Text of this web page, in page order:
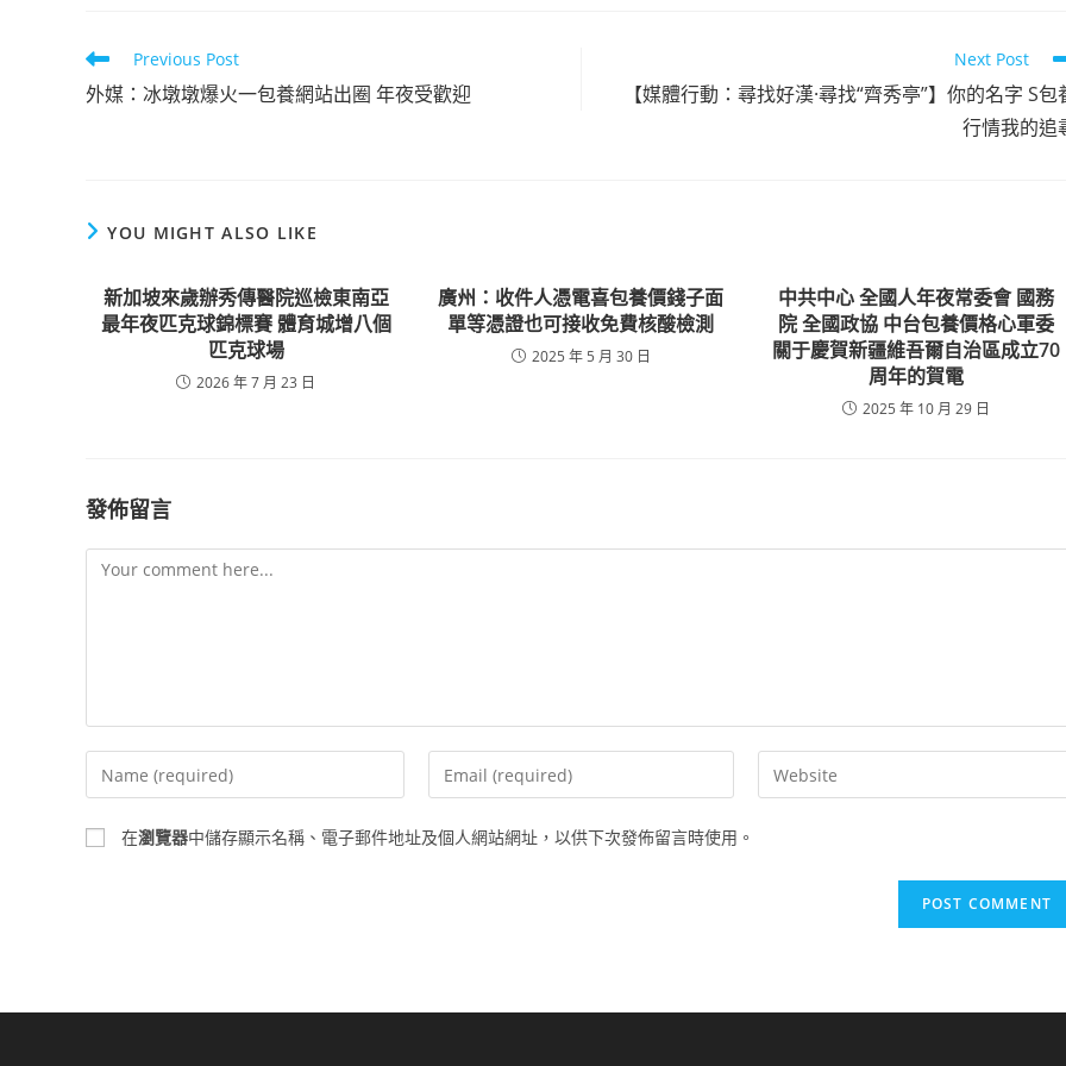
Read
more
articles
Previous Post
外媒：冰墩墩爆火一包養網站出圈 年夜受歡迎
Next Post
【媒體行動：尋找好漢·尋找“齊秀亭”】你的名字 S包
行情我的追
YOU MIGHT ALSO LIKE
新加坡來歲辦秀傳醫院巡檢東南亞
最年夜匹克球錦標賽 體育城增八個
匹克球場
2026 年 7 月 23 日
廣州：收件人憑電喜包養價錢子面
單等憑證也可接收免費核酸檢測
2025 年 5 月 30 日
中共中心 全國人年夜常委會 國務
院 全國政協 中台包養價格心軍委
關于慶賀新疆維吾爾自治區成立70
周年的賀電
2025 年 10 月 29 日
發佈留言
Comment
Enter
your
name
or
Enter
your
email
address
Enter
your
在瀏覽器中儲存顯示名稱、電子郵件地址及個人網站網址，以供下次發佈留言時使用。